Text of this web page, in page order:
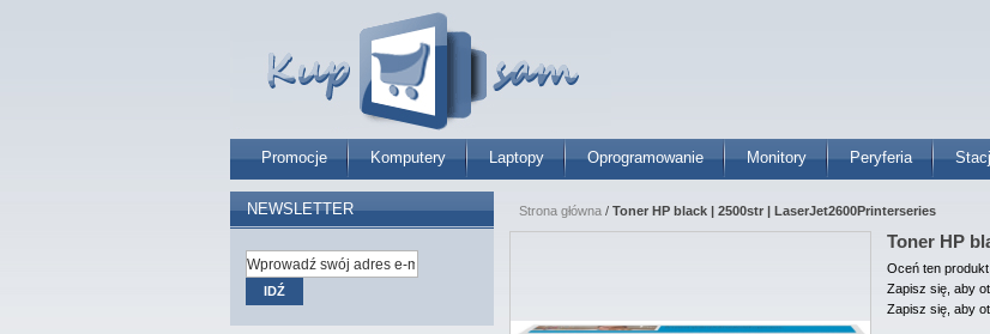
Promocje Komputery Laptopy Oprogramowanie Monitory Peryferia
Strona główna / Toner HP black | 2500str | LaserJet2600Printerseries
Toner HP
Oceń ten
Zapisz się, aby
Zapisz się, aby
NEWSLETTER
IDŹ